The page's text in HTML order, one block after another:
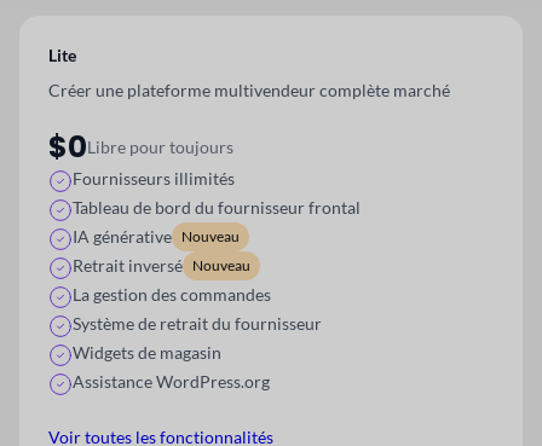
Lite
Créer une plateforme multivendeur complète marché
$0Libre pour toujours
Fournisseurs illimités
Tableau de bord du fournisseur frontal
IA générative Nouveau
Retrait inversé Nouveau
La gestion des commandes
Système de retrait du fournisseur
Widgets de magasin
Assistance WordPress.org
Voir toutes les fonctionnalités